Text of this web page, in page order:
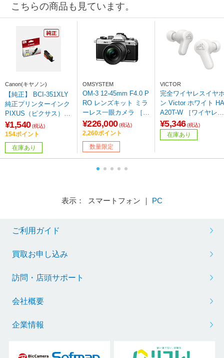
こちらの商品も見ています。
Canon(キヤノン)
【純正】 BCI-351XLY
純正プリンターインク
PIXUS（ピクサス）
イエロー（大容量）
¥1,540 (税込)
154ポイント
在庫あり
OMSYSTEM
OM-3 12-45mm F4.0 P
RO レンズキット ミラ
ーレス一眼カメラ ［ズ
ームレンズ］
¥226,000 (税込)
2,260ポイント
数量限定
VICTOR
完全ワイヤレスイヤ
ン Victor ホワイト
A20T-W ［ワイヤレス
(左右分離) /Bluetooth
対応］
¥5,346 (税込)
在庫あり
表示： スマートフォン ｜ PC
ご利用ガイド
買取お申し込み
訪問・店頭サポート
会社概要
企業情報